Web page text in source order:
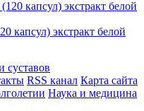
капсул) экстракт белой
RSS канал Карта сайта
Наука и медицина